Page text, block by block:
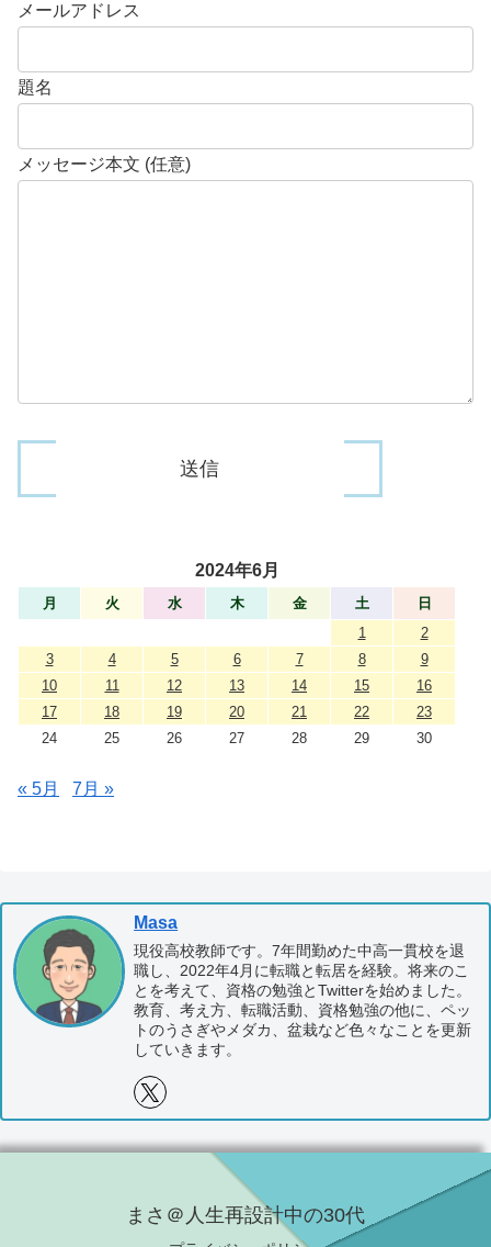
メールアドレス
題名
メッセージ本文 (任意)
2024年6月
月 火 水 木 金 土
日
1
2
3
4 5 6 7 8
9
10
11 12 13 14 15
16
17
18 19 20 21 22
23
24
25 26 27 28 29 30
« 5月 7月 »
Masa
現役高校教師です。7年間勤めた中高一貫校を退
職し、2022年4月に転職と転居を経験。将来のこ
とを考えて、資格の勉強とTwitterを始めました。
教育、考え方、転職活動、資格勉強の他に、ペッ
トのうさぎやメダカ、盆栽など色々なことを更新
していきます。
まさ＠人生再設計中の30代